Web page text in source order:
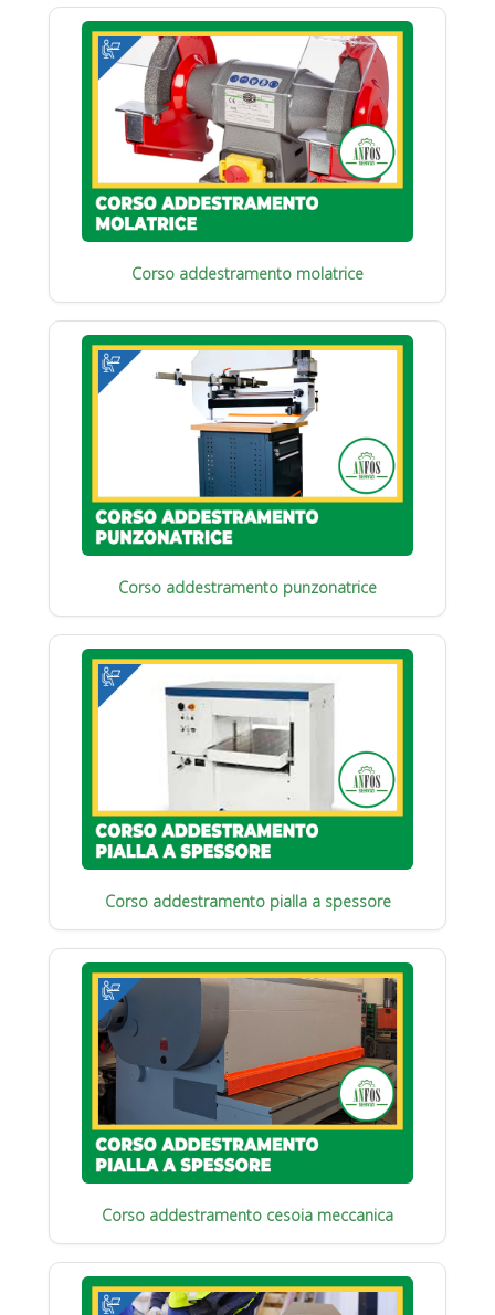
Corso addestramento molatrice
Corso addestramento punzonatrice
Corso addestramento pialla a spessore
Corso addestramento cesoia meccanica